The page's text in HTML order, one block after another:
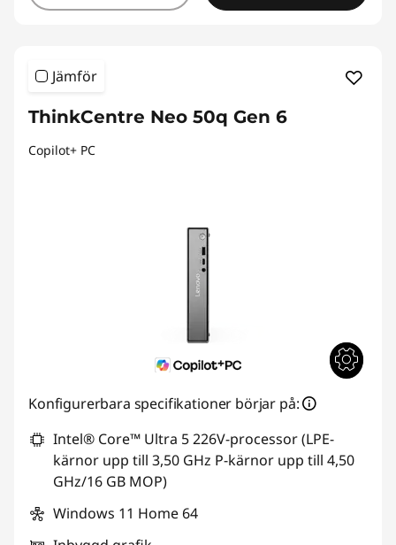
Jämför
ThinkCentre Neo 50q Gen 6
Copilot+ PC
Konfigurerbara specifikationer börjar på:
Intel® Core™ Ultra 5 226V-processor (LPE-
kärnor upp till 3,50 GHz P-kärnor upp till 4,50
GHz/16 GB MOP)
Windows 11 Home 64